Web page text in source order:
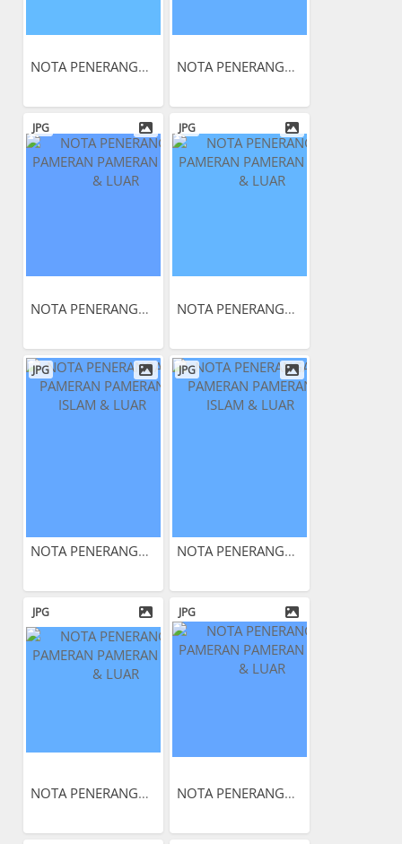
NOTA PENERANGAN PAMERAN... NOTA PENERANGAN PAMERAN...
JPG
NOTA PENERANGAN PAMERAN...
JPG
NOTA PENERANGAN PAMERAN...
JPG
NOTA PENERANGAN PAMERAN...
JPG
NOTA PENERANGAN PAMERAN...
JPG
NOTA PENERANGAN PAMERAN...
JPG
NOTA PENERANGAN PAMERAN...